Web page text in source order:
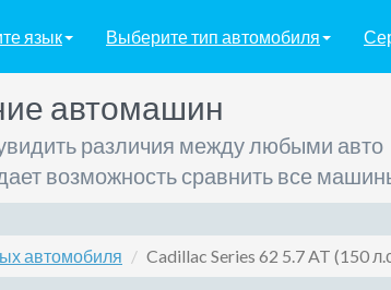
язык Выберите тип автомобиля
автомашин
различия между любыми авто
возможность сравнить все
автомобиля Cadillac Series 62 5.7 AT (150